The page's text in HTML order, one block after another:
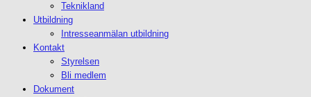
Teknikland
Utbildning
Intresseanmälan utbildning
Kontakt
Styrelsen
Bli medlem
Dokument